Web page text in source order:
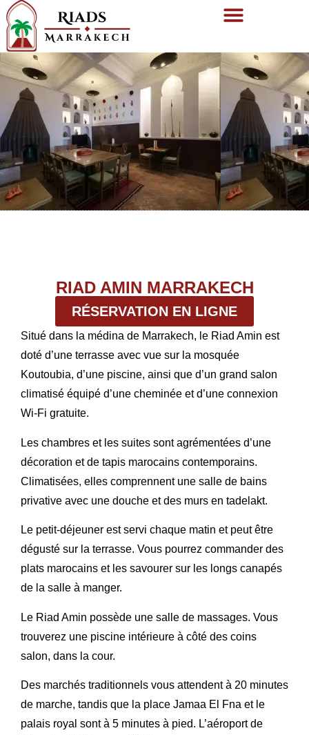
RIAD AMIN MARRAKECH
RÉSERVATION EN LIGNE
Situé dans la médina de Marrakech, le Riad Amin est
doté d’une terrasse avec vue sur la mosquée
Koutoubia, d’une piscine, ainsi que d’un grand salon
climatisé équipé d’une cheminée et d’une connexion
Wi-Fi gratuite.
Les chambres et les suites sont agrémentées d’une
décoration et de tapis marocains contemporains.
Climatisées, elles comprennent une salle de bains
privative avec une douche et des murs en tadelakt.
Le petit-déjeuner est servi chaque matin et peut être
dégusté sur la terrasse. Vous pourrez commander des
plats marocains et les savourer sur les longs canapés
de la salle à manger.
Le Riad Amin possède une salle de massages. Vous
trouverez une piscine intérieure à côté des coins
salon, dans la cour.
Des marchés traditionnels vous attendent à 20 minutes
de marche, tandis que la place Jamaa El Fna et le
palais royal sont à 5 minutes à pied. L’aéroport de